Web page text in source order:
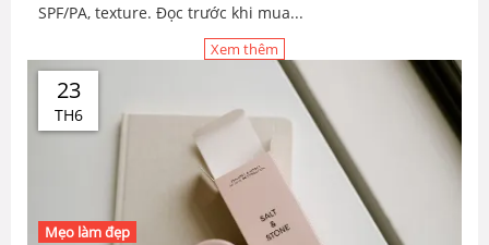
SPF/PA, texture. Đọc trước khi mua...
Xem thêm
23
TH6
Mẹo làm đẹp